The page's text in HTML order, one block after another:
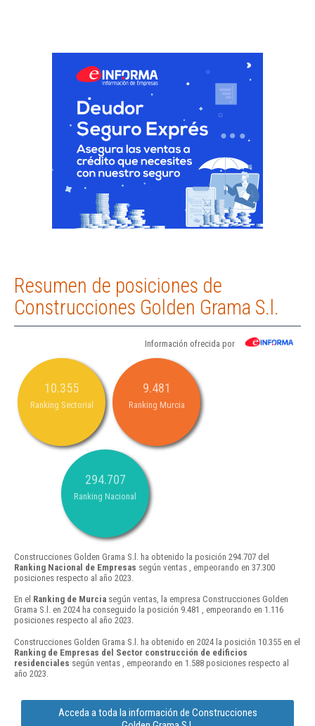
Resumen de posiciones de
Construcciones Golden Grama S.l.
Información ofrecida por
10.355
Ranking Sectorial
9.481
Ranking Murcia
294.707
Ranking Nacional
Construcciones Golden Grama S.l. ha obtenido la posición 294.707 del
Ranking Nacional de Empresas según ventas , empeorando en 37.300
posiciones respecto al año 2023.
En el Ranking de Murcia según ventas, la empresa Construcciones Golden
Grama S.l. en 2024 ha conseguido la posición 9.481 , empeorando en 1.116
posiciones respecto al año 2023.
Construcciones Golden Grama S.l. ha obtenido en 2024 la posición 10.355 en el
Ranking de Empresas del Sector construcción de edificios
residenciales según ventas , empeorando en 1.588 posiciones respecto al
año 2023.
Acceda a toda la información de Construcciones